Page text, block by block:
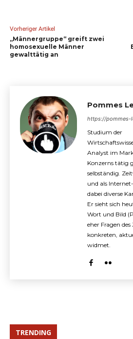
Vorheriger Artikel
„Männergruppe“ greift zwei
homosexuelle Männer
gewalttätig an
Pommes
https://pommes-
Studium der
Analyst im
Konzerns tätig
selbständig.
und als
dabei diverse
Er sieht sich
Wort und Bild
eher Fragen des
konkreten,
widmet.
TRENDING